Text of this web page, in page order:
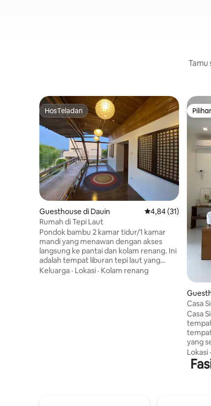
Tamu
HosTeladan
HosTeladan
Guesthouse di Dauin Nilai rata-rata 4,84
4,84 (31)
Rumah di Tepi Laut
Pondok bambu 2 kamar tidur/1 kamar
mandi yang menawan dengan akses
langsung ke pantai dan kolam renang. Ini
adalah tempat liburan tepi laut yang
santai, tempat beberapa anjing penghuni
Keluarga · Lokasi · Kolam renang
Casa
Casa Siesta ☁️Tempat
yang
Lokasi ·